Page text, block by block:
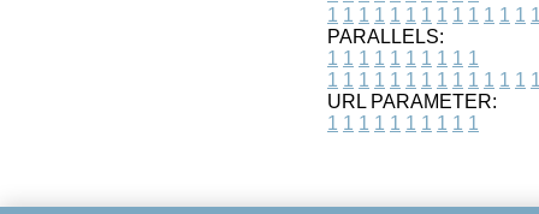
1 1 1 1 1 1 1 1 1 1 1 1 1 1
PARALLELS:
1 1 1 1 1 1 1 1 1 1
1 1 1 1 1 1 1 1 1 1 1 1 1 1
URL PARAMETER:
1 1 1 1 1 1 1 1 1 1